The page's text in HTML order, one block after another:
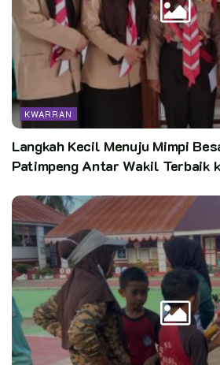
KWARRAN
Langkah Kecil Menuju Mimpi
Patimpeng Antar Wakil Terbaik